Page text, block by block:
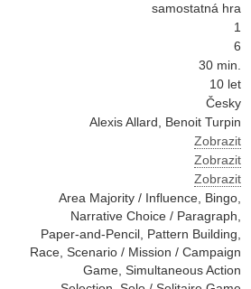
samostatná hra
1
6
30 min.
10 let
Česky
Alexis Allard, Benoit Turpin
Zobrazit
Zobrazit
Zobrazit
Area Majority / Influence, Bingo,
Narrative Choice / Paragraph,
Paper-and-Pencil, Pattern Building,
Race, Scenario / Mission / Campaign
Game, Simultaneous Action